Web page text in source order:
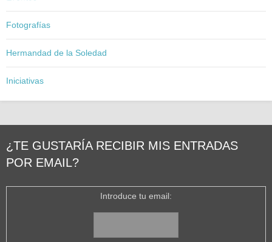
Fotografías
Hermandad de la Soledad
Iniciativas
¿TE GUSTARÍA RECIBIR MIS ENTRADAS
POR EMAIL?
Introduce tu email: